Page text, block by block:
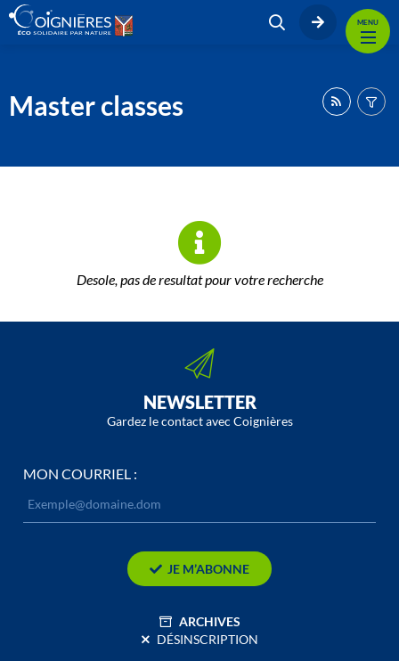
MENU
Master classes
Desole, pas de resultat pour votre recherche
NEWSLETTER
Gardez le contact avec Coignières
MON COURRIEL :
JE M’ABONNE
ARCHIVES
DÉSINSCRIPTION